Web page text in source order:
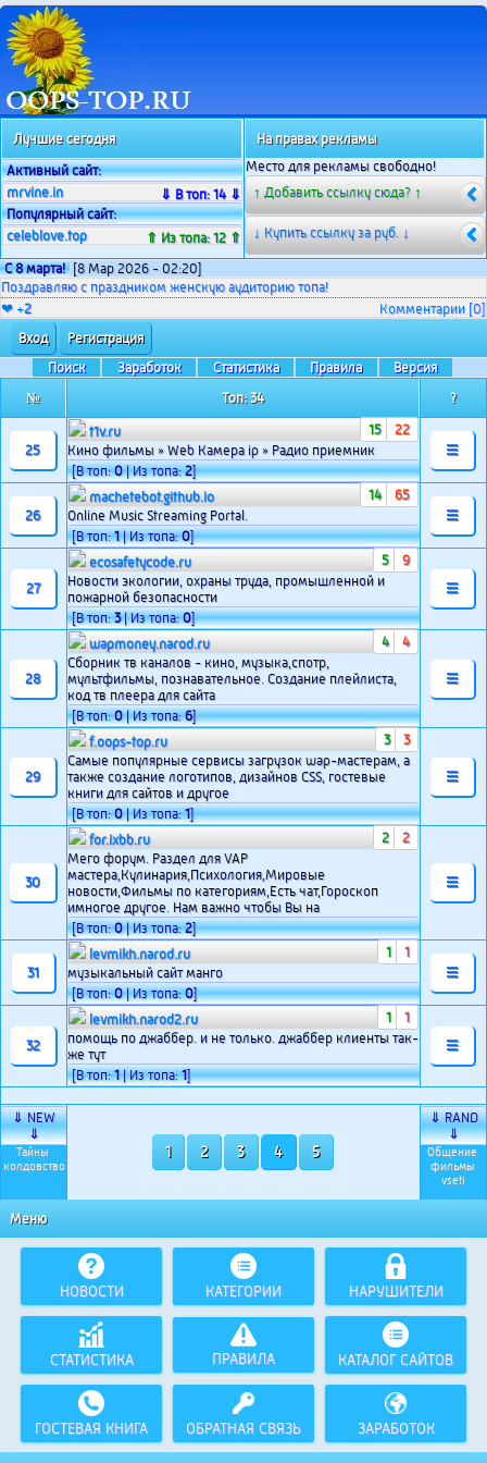
Лучшие сегодня
Активный сайт:
mrvine.in
⇓ В топ: 14 ⇓
Популярный сайт:
celeblove.top
⇑ Из топа: 12 ⇑
На правах рекламы
Место для рекламы свободно!
↑ Добавить ссылку сюда? ↑
↓ Купить ссылку за руб. ↓
С 8 марта! [8 Мар 2026 - 02:20]
Поздравляю с праздником женскую аудиторию топа!
Комментарии [0]
❤ +2
Вход
Регистрация
Поиск
Заработок Статистика Правила
Версия
№
Топ: 34 ?
25
t1v.ru 15
22
Кино фильмы » Web Камера ip » Радио приемник
[В топ:0| Из топа:2]
☰
26
machetebot.github.io 14
65
Online Music Streaming Portal.
[В топ:1| Из топа:0]
☰
27
ecosafetycode.ru 5
9
Новости экологии, охраны труда, промышленной и
пожарной безопасности
[В топ:3| Из топа:0]
☰
28
wapmoney.narod.ru 4
4
Сборник тв каналов - кино, музыка,спотр,
мультфильмы, познавательное. Создание плейлиста,
код тв плеера для сайта
[В топ:0| Из топа:6]
☰
29
f.oops-top.ru 3
3
Самые популярные сервисы загрузок wap-мастерам, а
также создание логотипов, дизайнов CSS, гостевые
книги для сайтов и другое
[В топ:0| Из топа:1]
☰
30
for.ixbb.ru 2
2
Мего форум. Раздел для VAP
мастера,Кулинария,Психология,Мировые
новости,Фильмы по категориям,Есть чат,Гороскоп
имногое другое. Нам важно чтобы Вы на
[В топ:0| Из топа:2]
☰
31
levmikh.narod.ru 1
1
музыкальный сайт манго
[В топ:0| Из топа:0]
☰
32
levmikh.narod2.ru 1
1
помощь по джаббер. и не только. джаббер клиенты так-
же тут
[В топ:1| Из топа:1]
☰
⇓ NEW
⇓
Тайны
колдовство
1 2 3 4 5
⇓ RAND
⇓
Общение
фильмы
vseti
Меню
НОВОСТИ КАТЕГОРИИ НАРУШИТЕЛИ
СТАТИСТИКА ПРАВИЛА КАТАЛОГ САЙТОВ
ГОСТЕВАЯ КНИГА ОБРАТНАЯ СВЯЗЬ ЗАРАБОТОК